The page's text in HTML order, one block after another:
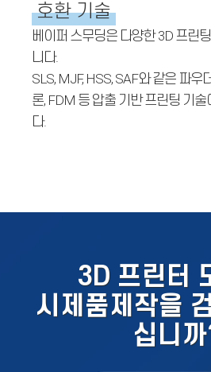
호환 기술
베이퍼 스무딩은 다양한 3D 프린
니다.
SLS, MJF, HSS, SAF와 같은 파우
론, FDM 등 압출 기반 프린팅 기
다.
3D 프린터
시제품제작을
십니